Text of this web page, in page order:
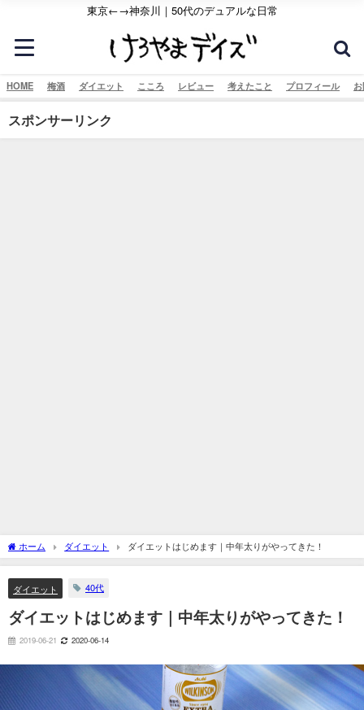
東京←→神奈川｜50代のデュアルな日常
HOME 梅酒 ダイエット こころ レビュー 考えたこと プロフィール
スポンサーリンク
ホーム ダイエット ダイエットはじめます｜中年太りがやってきた！
ダイエット 40代
ダイエットはじめます｜中年太りがやってきた！
2019-06-21 2020-06-14